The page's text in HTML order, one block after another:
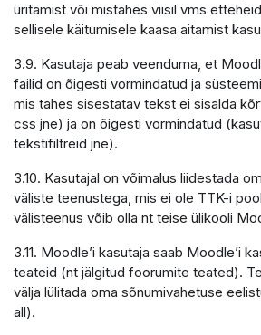
üritamist või mistahes viisil vms
sellisele käitumisele kaasa aitamist
3.9. Kasutaja peab veenduma, et
failid on õigesti vormindatud ja
mis tahes sisestatav tekst ei sisalda
css jne) ja on õigesti vormindatud
tekstifiltreid jne).
3.10. Kasutajal on võimalus liidestada
väliste teenustega, mis ei ole TTK-i
välisteenus võib olla nt teise ülikooli
3.11. Moodle’i kasutaja saab Moodle’i
teateid (nt jälgitud foorumite teated).
välja lülitada oma sõnumivahetuse
all).